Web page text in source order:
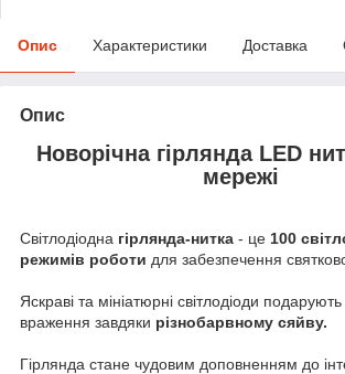
Опис Характеристики Доставка
Опис
Новорічна гірлянда LED
мережі
Світлодіодна гірлянда-нитка - це 100
режимів роботи для забезпечення
Яскраві та мініатюрні світлодіоди подарують
враження завдяки різнобарвному сяйву.
Гірлянда стане чудовим доповненням до